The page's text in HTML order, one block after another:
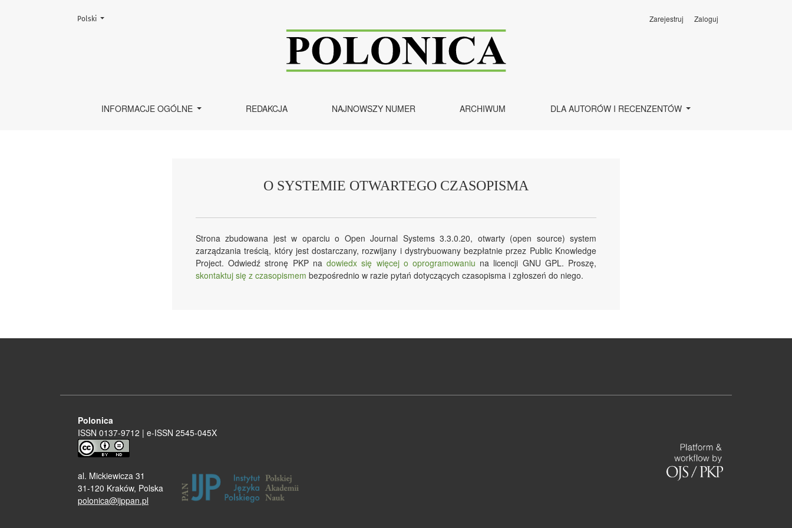
O systemie otwartego czasopisma
INFORMACJE OGÓLNE REDAKCJA NAJNOWSZY NUMER ARCHIWUM DLA AUTORÓW I RECENZENTÓW
Zarejestruj Zaloguj
Zmień język, obecnie wybrany to:
Polski
O SYSTEMIE OTWARTEGO CZASOPISMA
Strona zbudowana jest w oparciu o Open Journal Systems 3.3.0.20, otwarty (open source) system
zarządzania treścią, który jest dostarczany, rozwijany i dystrybuowany bezpłatnie przez Public Knowledge
Project. Odwiedź stronę PKP nadowiedx się więcej o oprogramowaniu na licencji GNU GPL. Proszę,
skontaktuj się z czasopismem bezpośrednio w razie pytań dotyczących czasopisma i zgłoszeń do niego.
Polonica
ISSN 0137-9712 | e-ISSN 2545-045X
al. Mickiewicza 31
31-120 Kraków, Polska
polonica@ijppan.pl